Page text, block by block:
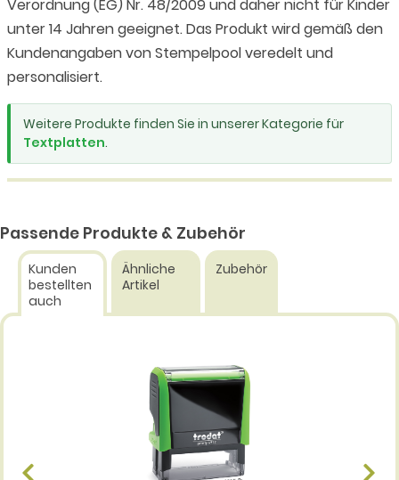
Verordnung (EG) Nr. 48/2009 und daher nicht für Kinder
unter 14 Jahren geeignet. Das Produkt wird gemäß den
Kundenangaben von Stempelpool veredelt und
personalisiert.
Weitere Produkte finden Sie in unserer Kategorie für
Textplatten.
Passende Produkte & Zubehör
Kunden
bestellten
auch
Ähnliche
Artikel
Zubehör